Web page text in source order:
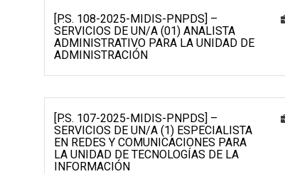
[P.S. 108-2025-MIDIS-PNPDS] –
SERVICIOS DE UN/A (01) ANALISTA
ADMINISTRATIVO PARA LA UNIDAD DE
ADMINISTRACIÓN
[P.S. 107-2025-MIDIS-PNPDS] –
SERVICIOS DE UN/A (1) ESPECIALISTA
EN REDES Y COMUNICACIONES PARA
LA UNIDAD DE TECNOLOGÍAS DE LA
INFORMACIÓN